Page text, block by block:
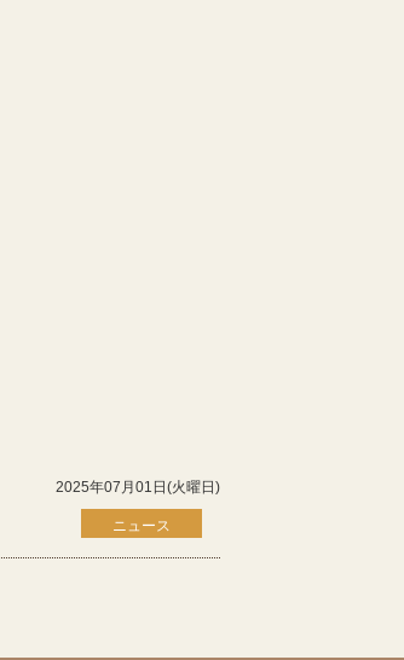
2025年07月01日(火曜日)
ニュース